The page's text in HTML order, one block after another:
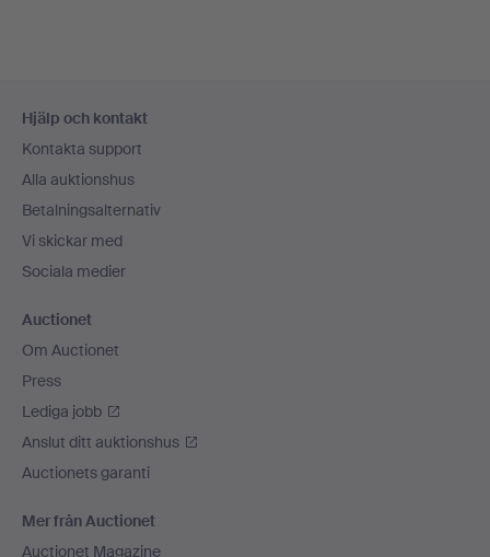
Hjälp och kontakt
Kontakta support
Alla auktionshus
Betalningsalternativ
Vi skickar med
Sociala medier
Auctionet
Om Auctionet
Press
Lediga jobb
Anslut ditt auktionshus
Auctionets garanti
Mer från Auctionet
Auctionet Magazine